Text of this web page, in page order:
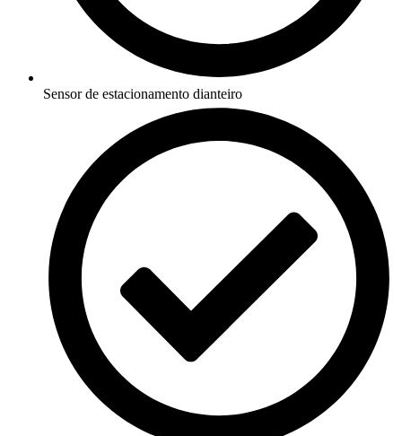
Sensor de estacionamento dianteiro